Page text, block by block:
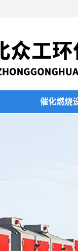
催化燃烧